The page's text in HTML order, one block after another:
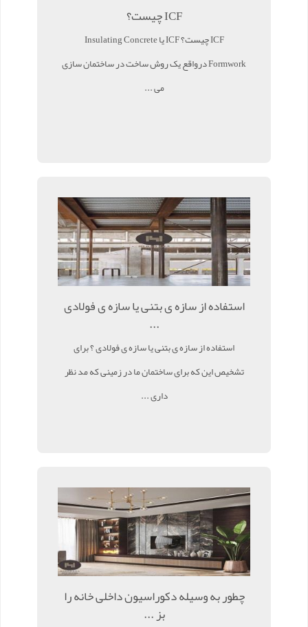
ICF چیست؟
ICF چیست؟ ICF یا Insulating Concrete
Formwork درواقع یک روش ساخت در ساختمان سازی
می ...
استفاده از سازه ی بتنی یا سازه ی فولادی
...
استفاده از سازه ی بتنی یا سازه ی فولادی ؟ برای
تشخیص این که برای ساختمان ما در زمینی که مد نظر
داری ...
چطور به وسیله دکوراسیون داخلی خانه را
بز ...